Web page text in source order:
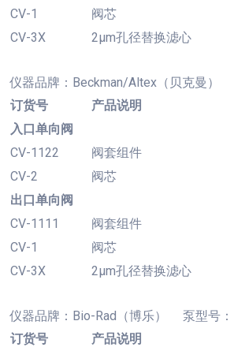
CV-1
阀芯
CV-3X
2µm孔径替换滤心
仪器品牌： Beckman/Altex（贝克曼）
订货号
产品说明
入口单向阀
CV-1122
阀套组件
CV-2
阀芯
出口单向阀
CV-1111
阀套组件
CV-1
阀芯
CV-3X
2µm孔径替换滤心
仪器品牌： Bio-Rad（博乐） 泵型号
订货号
产品说明